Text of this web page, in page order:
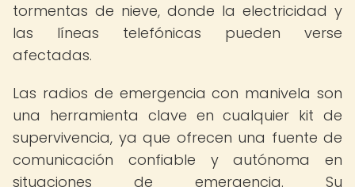
tormentas de nieve, donde la electricidad y
las líneas telefónicas pueden verse
afectadas.
Las radios de emergencia con manivela son
una herramienta clave en cualquier kit de
supervivencia, ya que ofrecen una fuente de
comunicación confiable y autónoma en
situaciones de emergencia. Su